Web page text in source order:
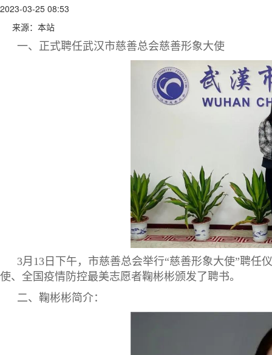
2023-03-25 08:53
来源：本站
一、正式聘任武汉市慈善总会慈善形象大使
3月13日下午，市慈善总会举行“慈善形象大使”聘任
使、全国疫情防控最美志愿者鞠彬彬颁发了聘书。
二、鞠彬彬简介：